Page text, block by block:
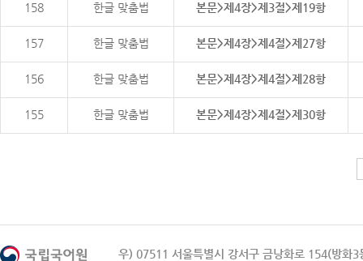
158 한글 맞춤법 본문>제4장>제3절>제19항
157 한글 맞춤법 본문>제4장>제4절>제27항
156 한글 맞춤법 본문>제4장>제4절>제28항
155 한글 맞춤법 본문>제4장>제4절>제30항
우) 07511 서울특별시 강서구 금낭화로 154(방화3